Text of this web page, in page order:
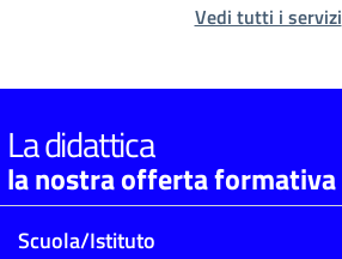
Vedi tutti i servizi
La didattica
la nostra offerta formativa
Scuola/Istituto